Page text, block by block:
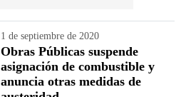
1 de septiembre de 2020
Obras Públicas suspende
asignación de combustible y
anuncia otras medidas de